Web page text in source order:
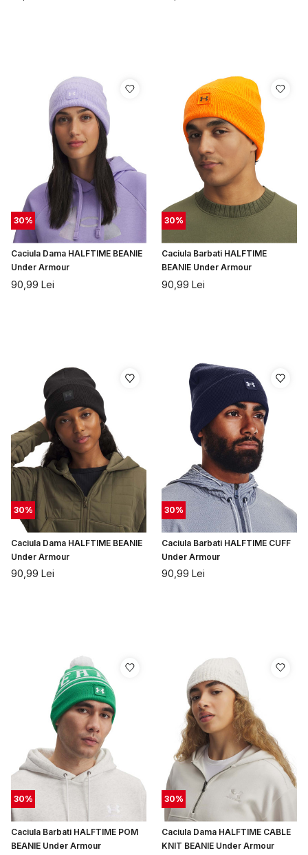
30%
Caciula Dama HALFTIME BEANIE
Under Armour
90,99 Lei
30%
Caciula Barbati HALFTIME
BEANIE Under Armour
90,99 Lei
30%
Caciula Dama HALFTIME BEANIE
Under Armour
90,99 Lei
30%
Caciula Barbati HALFTIME CUFF
Under Armour
90,99 Lei
30%
Caciula Barbati HALFTIME POM
BEANIE Under Armour
30%
Caciula Dama HALFTIME CABLE
KNIT BEANIE Under Armour